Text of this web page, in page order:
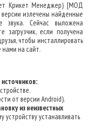
Крикет Менеджер) [МОД
излечены найденные
звука. Сейчас выложена
загрузчик, если получена
чтобы инсталлировать
нами на сайт.
от версии Android).
из неизвестных
устройству устанавливать